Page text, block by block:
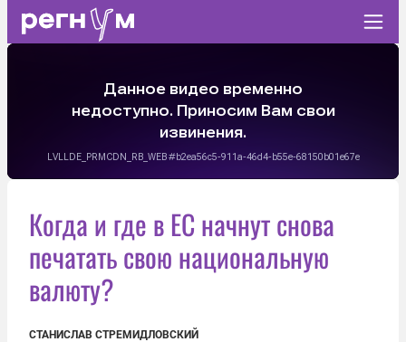
Когда и где в ЕС начнут снова
печатать свою национальную
валюту?
СТАНИСЛАВ СТРЕМИДЛОВСКИЙ